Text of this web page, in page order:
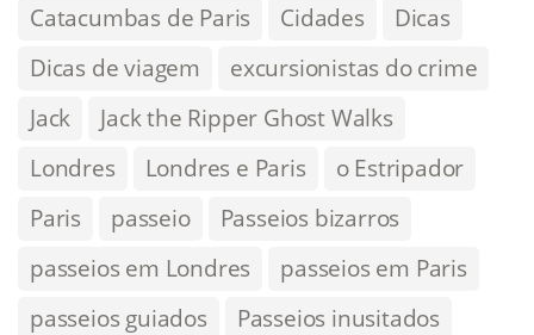
Catacumbas de Paris
Cidades
Dicas
Dicas de viagem
excursionistas do crime
Jack
Jack the Ripper Ghost Walks
Londres
Londres e Paris
o Estripador
Paris
passeio
Passeios bizarros
passeios em Londres
passeios em Paris
passeios guiados
Passeios inusitados